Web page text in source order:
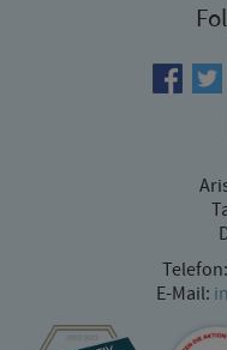
Telefon:
E-Mail: